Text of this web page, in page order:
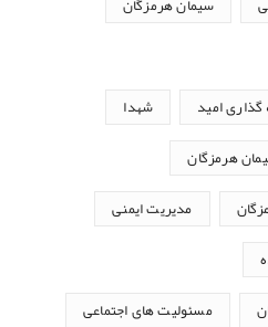
سیمان هرمزگان
امید شهدا
هرمزگان
مدیریت ایمنی
مسئولیت های اجتماعی